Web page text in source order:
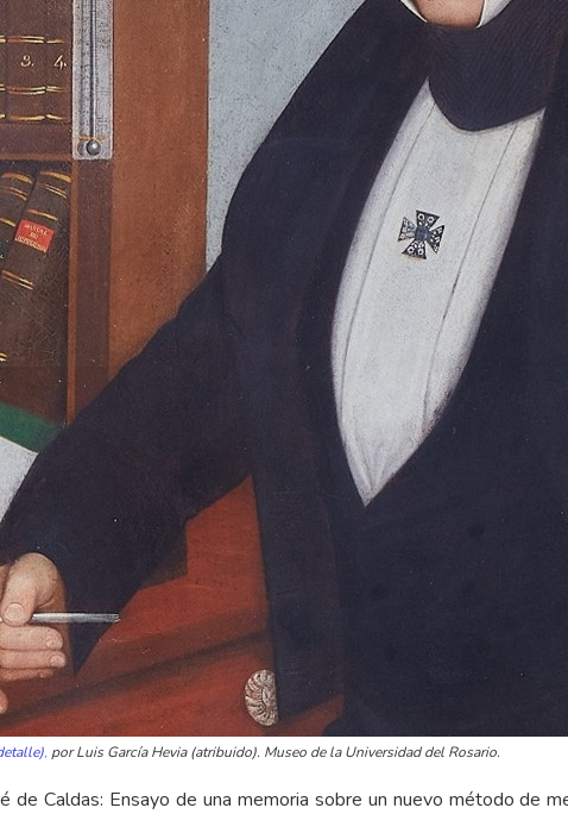
, por Luis García Hevia (atribuido). Museo de la Universidad del Rosario.
de Caldas: Ensayo de una memoria sobre un nuevo método de